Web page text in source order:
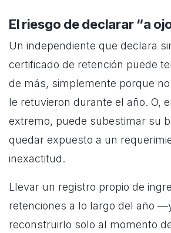
El riesgo de declarar “a
Un independiente que declara
certificado de retención puede
de más, simplemente porque
le retuvieron durante el año. O,
extremo, puede subestimar su
quedar expuesto a un
inexactitud.
Llevar un registro propio de
retenciones a lo largo del año
reconstruirlo solo al momento